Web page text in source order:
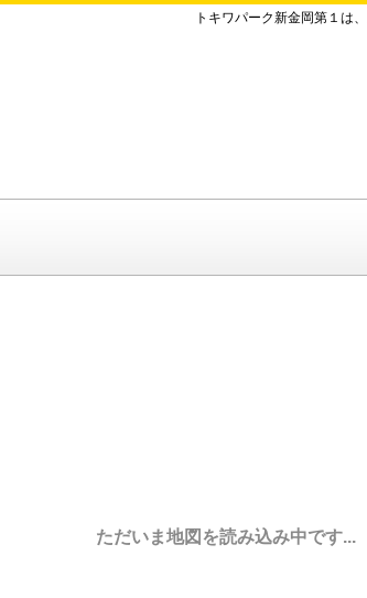
トキワパーク新金岡第１は
ただいま地図を読み込み中です...